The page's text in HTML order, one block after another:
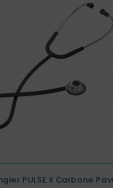
PULSE II Carbone